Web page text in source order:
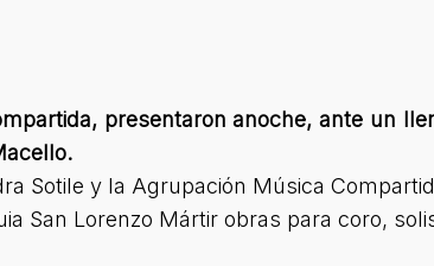
presentaron anoche, ante un
Sotile y la Agrupación Música
San Lorenzo Mártir obras para coro,